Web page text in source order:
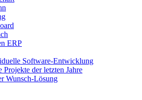
ERP
Software-Entwicklung
Projekte der letzten Jahre
Wunsch-Lösung